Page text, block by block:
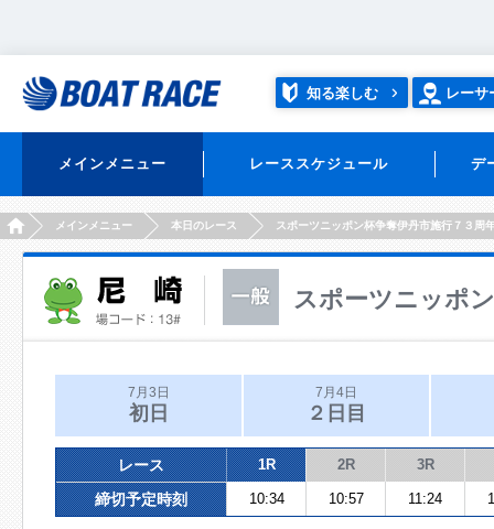
知る楽しむ レーサ
メインメニュー レーススケジュール デ
HOMEメインメニュー 本日のレース スポーツニッポン杯争奪伊丹市施行７３周
スポーツニッポ
7月3日
初日
7月4日
２日目
レース 1R 2R 3R
締切予定時刻 10:34 10:57 11:24